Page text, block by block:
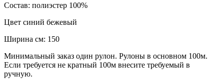
Состав: полиэстер 100%
Цвет синий бежевый
Ширина см: 150
Минимальный заказ один рулон. Рулоны в основном 100м.
Если требуется не кратный 100м внесите требуемый в
ручную.